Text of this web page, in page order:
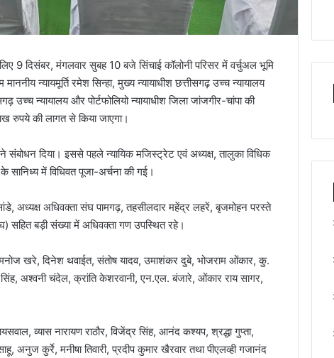
9 दिसंबर, मंगलवार सुबह 10 बजे सिंचाई कॉलोनी परिसर में वर्चुअल भूमि
न्यायमूर्ति रमेश सिन्हा, मुख्य न्यायाधीश छत्तीसगढ़ उच्च न्यायालय
उच्च न्यायालय और पोर्टफोलियो न्यायाधीश जिला जांजगीर-चांपा की
रुपये की लागत से किया जाएगा।
संबोधन दिया। इससे पहले न्यायिक मजिस्ट्रेट एवं अध्यक्ष, तालुका विधिक
के सानिध्य में विधिवत पूजा-अर्चना की गई।
अध्यक्ष अधिवक्ता संघ पामगढ़, तहसीलदार महेंद्र लहरें, बृजमोहन परस्ते
सहित बड़ी संख्या में अधिवक्ता गण उपस्थित रहे।
मनोज खरे, दिनेश थवाईत, संतोष यादव, उमाशंकर दुबे, भोजराम ओंकार, कु.
अश्वनी चंदेल, क्रांति केशरवानी, एन.एल. बंजारे, ओंकार राय सागर,
व्यास नारायण राठौर, विजेंद्र सिंह, आनंद कश्यप, श्रद्धा गुप्ता,
अनुज कुर्रे, मनीषा तिवारी, प्रदीप कुमार खैरवार तथा पीएलव्ही गजानंद